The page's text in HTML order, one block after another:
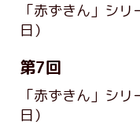
「赤ずきん」シ
日）
第7回
「赤ずきん」シ
日）